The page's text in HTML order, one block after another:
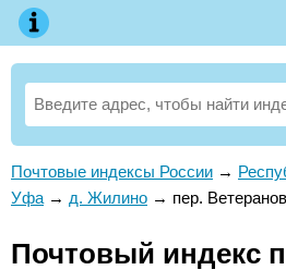
Почтовые индексы России →
Уфа → д. Жилино → пер. Ветеранов
Почтовый индекс